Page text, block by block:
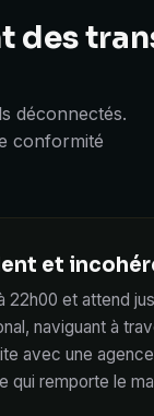
des
déconnectés.
conformité
et
22h00 et attend
naviguant à
avec une
qui remporte le